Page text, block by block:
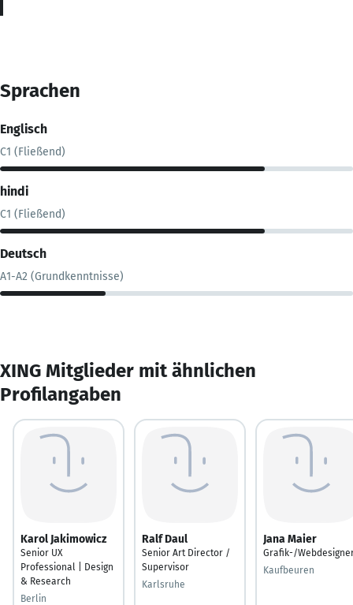
Sprachen
Englisch
C1 (Fließend)
hindi
C1 (Fließend)
Deutsch
A1-A2 (Grundkenntnisse)
XING Mitglieder mit ähnlichen
Profilangaben
Karol Jakimowicz
Senior UX
Professional | Design
& Research
Berlin
Ralf Daul
Senior Art Director /
Supervisor
Karlsruhe
Jana Maier
Grafik-/
Kaufbeuren